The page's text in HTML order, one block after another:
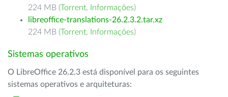
224 MB (Torrent, Informações)
libreoffice-translations-26.2.3.2.tar.xz
224 MB (Torrent, Informações)
Sistemas operativos
O LibreOffice 26.2.3 está disponível para os seguintes
sistemas operativos e arquiteturas: